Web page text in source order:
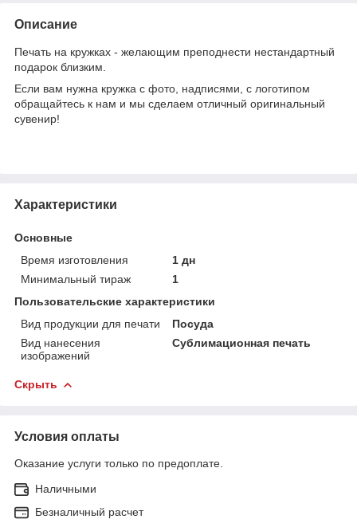
Описание
Печать на кружках - желающим преподнести нестандартный
подарок близким.
Если вам нужна кружка с фото, надписями, с логотипом
обращайтесь к нам и мы сделаем отличный оригинальный
сувенир!
Характеристики
Основные
Время изготовления
1 дн
Минимальный тираж
1
Пользовательские характеристики
Вид продукции для печати
Посуда
Вид нанесения
изображений
Сублимационная печать
Скрыть
Условия оплаты
Оказание услуги только по предоплате.
Наличными
Безналичный расчет